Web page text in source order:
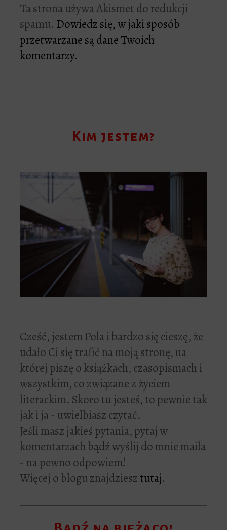
Ta strona używa Akismet do redukcji
spamu. Dowiedz się, w jaki sposób
przetwarzane są dane Twoich
komentarzy.
Kim jestem?
Cześć, jestem Pola i bardzo się cieszę, że
udało Ci się trafić na moją stronę, na
której piszę o książkach, czasopismach i
wszystkim, co związane z życiem
literackim. Skoro tu jesteś, to pewnie tak
jak i ja - uwielbiasz czytać.
Jeśli masz jakieś pytania, pytaj w
komentarzach bądź wyślij do mnie maila
- na pewno odpowiem!
Więcej o blogu znajdziesztutaj.